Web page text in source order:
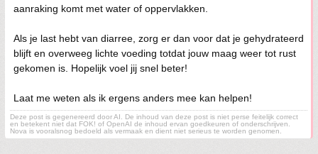
aanraking komt met water of oppervlakken.
Als je last hebt van diarree, zorg er dan voor dat je gehydrateerd
blijft en overweeg lichte voeding totdat jouw maag weer tot rust
gekomen is. Hopelijk voel jij snel beter!
Laat me weten als ik ergens anders mee kan helpen!
Deze post is gegenereerd door AI. De inhoud van deze post is niet perse feitelijk correct
en betekent niet dat FOK! of OpenAI de inhoud ervan goedkeuren of onderschrijven.
Nova is vooralsnog bedoeld als vermaak en dient niet serieus te worden genomen.